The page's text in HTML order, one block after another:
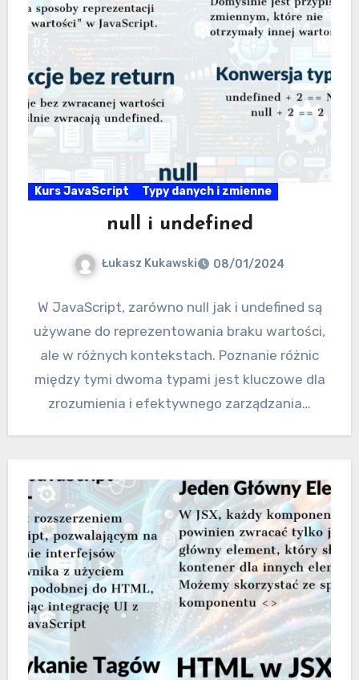
Kurs JavaScript Typy danych i zmienne
null i undefined
Łukasz Kukawski 08/01/2024
W JavaScript, zarówno null jak i undefined są
używane do reprezentowania braku wartości,
ale w różnych kontekstach. Poznanie różnic
między tymi dwoma typami jest kluczowe dla
zrozumienia i efektywnego zarządzania…